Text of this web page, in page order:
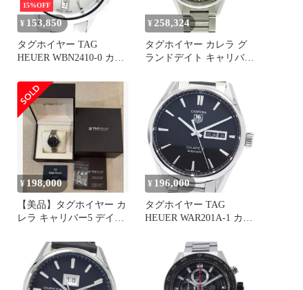
15%OFF
¥ 153,850
タグホイヤー TAG
HEUER WBN2410-0 カレ
ェル文字盤 自動巻き レ
ディース _933861
¥ 258,324
タグホイヤー カレラ グ
ランドデイト キャリバー
動巻き メンズ
41100104287【中古】
【アラモード】
¥ 198,000
【美品】タグホイヤー カ
レラ キャリバー5 デイト
¥ 196,000
タグホイヤー TAG
HEUER WAR201A-1 カレ
ト 自動巻き メンズ 良品
_972760